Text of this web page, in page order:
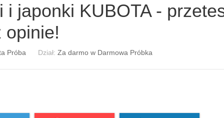
i japonki KUBOTA -
opinie!
Próba Dział: Za darmo w Darmowa Próbka